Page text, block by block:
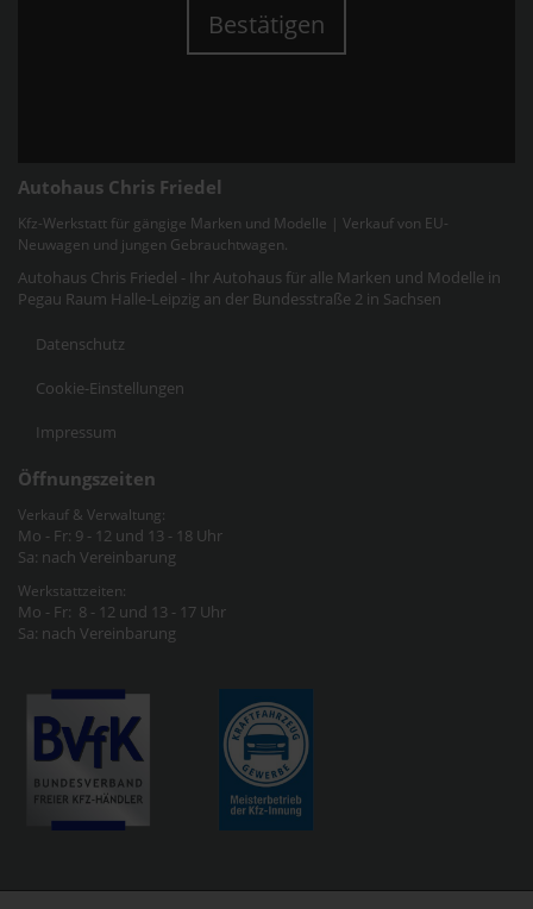
Bestätigen
Autohaus Chris Friedel
Kfz-Werkstatt für gängige Marken und Modelle | Verkauf von EU-
Neuwagen und jungen Gebrauchtwagen.
Autohaus Chris Friedel - Ihr Autohaus für alle Marken und Modelle in
Pegau Raum Halle-Leipzig an der Bundesstraße 2 in Sachsen
Datenschutz
Cookie-Einstellungen
Impressum
Öffnungszeiten
Verkauf & Verwaltung:
Mo - Fr: 9 - 12 und 13 - 18 Uhr
Sa: nach Vereinbarung
Werkstattzeiten:
Mo - Fr: 8 - 12 und 13 - 17 Uhr
Sa: nach Vereinbarung